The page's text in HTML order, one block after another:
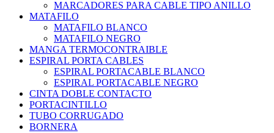
MARCADORES PARA CABLE TIPO ANILLO
MATAFILO
MATAFILO BLANCO
MATAFILO NEGRO
MANGA TERMOCONTRAIBLE
ESPIRAL PORTA CABLES
ESPIRAL PORTACABLE BLANCO
ESPIRAL PORTACABLE NEGRO
CINTA DOBLE CONTACTO
PORTACINTILLO
TUBO CORRUGADO
BORNERA